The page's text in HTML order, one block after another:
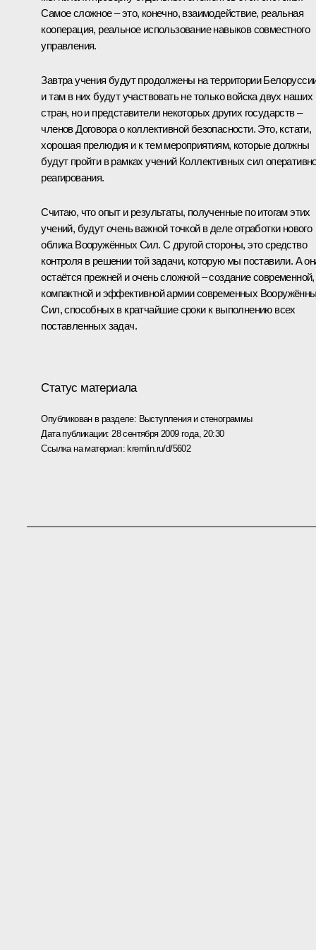
Самое сложное – это, конечно, взаимодействие, реальная
кооперация, реальное использование навыков совместного
управления.
Завтра учения будут продолжены на территории
и там в них будут участвовать не только войска двух наших
стран, но и представители некоторых других государств –
членов Договора о коллективной безопасности. Это, кстати,
хорошая прелюдия и к тем мероприятиям, которые должны
будут пройти в рамках учений Коллективных сил
реагирования.
Считаю, что опыт и результаты, полученные по итогам этих
учений, будут очень важной точкой в деле отработки нового
облика Вооружённых Сил. С другой стороны, это средство
контроля в решении той задачи, которую мы поставили. А
остаётся прежней и очень сложной – создание современной,
компактной и эффективной армии современных
Сил, способных в кратчайшие сроки к выполнению всех
поставленных задач.
Статус материала
Опубликован в разделе: Выступления и стенограммы
Дата публикации: 28 сентября 2009 года, 20:30
Ссылка на материал:kremlin.ru/d/5602